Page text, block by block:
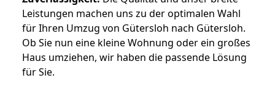
Leistungen machen uns zu der optimalen Wahl
für Ihren Umzug von Gütersloh nach Gütersloh.
Ob Sie nun eine kleine Wohnung oder ein großes
Haus umziehen, wir haben die passende Lösung
für Sie.